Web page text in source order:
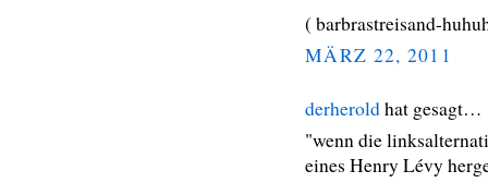
( barbrastreisand-
MÄRZ 22, 2011
derheroldhat gesagt…
"wenn die
eines Henry Lévy